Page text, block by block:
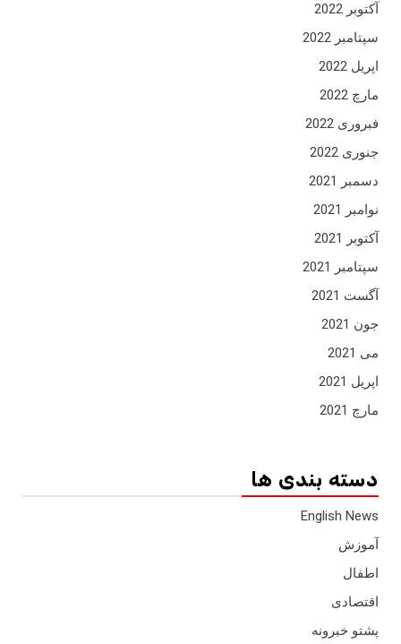
آکتوبر 2022
سپتامبر 2022
اپریل 2022
مارچ 2022
فبروری 2022
جنوری 2022
دسمبر 2021
نوامبر 2021
آکتوبر 2021
سپتامبر 2021
آگست 2021
جون 2021
می 2021
اپریل 2021
مارچ 2021
دسته بندی ها
English News
آموزش
اطفال
اقتصادی
پشتو خبرونه